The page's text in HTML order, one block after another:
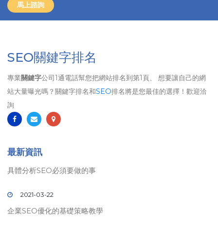
馬上諮詢
SEO關鍵字排名
專業關鍵字公司1通電話幫您把網站排名到第1頁、 想要讓自己的網
站大量曝光嗎？關鍵字排名和SEO排名將是您最佳的選擇！歡迎洽
詢
最新資訊
具體分析SEO必須要做的事
2021-03-22
企業SEO優化的基礎策略教學